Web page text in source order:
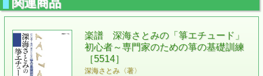
関連商品
楽譜 深海さとみの「箏エチュード」
初心者～専門家のための箏の基礎訓練
［5514］
深海さとみ〈著〉